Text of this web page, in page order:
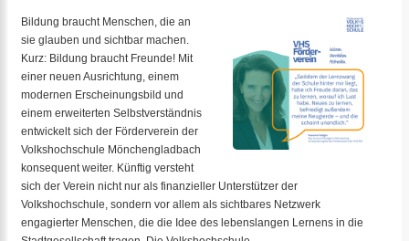
Bildung braucht Menschen, die an
sie glauben und sichtbar machen.
Kurz: Bildung braucht Freunde! Mit
einer neuen Ausrichtung, einem
modernen Erscheinungsbild und
einem erweiterten Selbstverständnis
entwickelt sich der Förderverein der
Volkshochschule Mönchengladbach
konsequent weiter. Künftig versteht
sich der Verein nicht nur als finanzieller Unterstützer der
Volkshochschule, sondern vor allem als sichtbares Netzwerk
engagierter Menschen, die die Idee des lebenslangen Lernens in die